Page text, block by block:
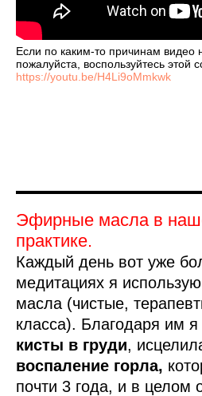
Если по каким-то причинам видео
пожалуйста, воспользуйтесь этой
https://youtu.be/H4Li9oMmkwk
Эфирные масла в
практике.
Каждый день вот уже
медитациях я
масла (чистые,
класса). Благодаря им
кисты в груди,
воспаление горла,
почти 3 года, и в